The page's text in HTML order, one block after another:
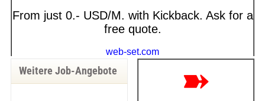
Weitere Job-Angebote